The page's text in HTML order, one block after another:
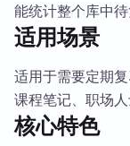
能统计整个库中待
适用场景
适用于需要定期
课程笔记、职场人
核心特色